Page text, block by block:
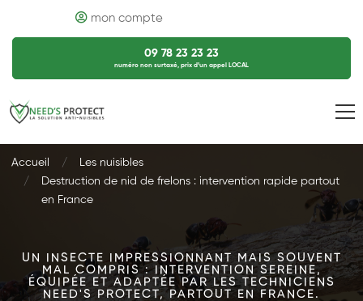
mon compte
09 78 23 23 23
numéro non surtaxé, prix d’un appel LOCAL
Accueil
Les nuisibles
Destruction de nid de frelons : intervention rapide partout
en France
UN INSECTE IMPRESSIONNANT MAIS SOUVENT
MAL COMPRIS : INTERVENTION SEREINE,
ÉQUIPÉE ET ADAPTÉE PAR LES TECHNICIENS
NEED'S PROTECT, PARTOUT EN FRANCE.